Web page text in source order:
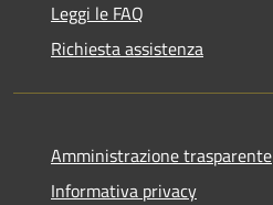
Leggi le FAQ
Richiesta assistenza
Amministrazione trasparente
Informativa privacy